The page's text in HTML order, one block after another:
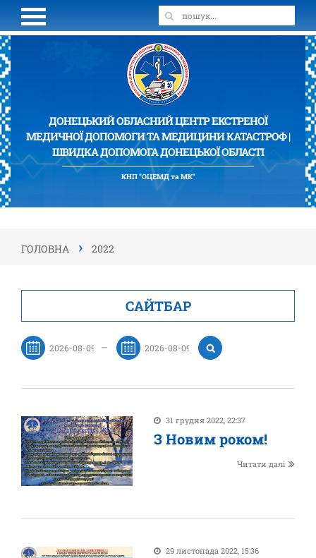
ДОНЕЦЬКИЙ ОБЛАСНИЙ ЦЕНТР ЕКСТРЕНОЇ
МЕДИЧНОЇ ДОПОМОГИ ТА МЕДИЦИНИ КАТАСТРОФ |
ШВИДКА ДОПОМОГА ДОНЕЦЬКОЇ ОБЛАСТІ
КНП "ОЦЕМД та МК"
ГОЛОВНА › 2022
САЙТБАР
—
31 грудня 2022, 22:37
З Новим роком!
Читати далі
29 листопада 2022, 15:36